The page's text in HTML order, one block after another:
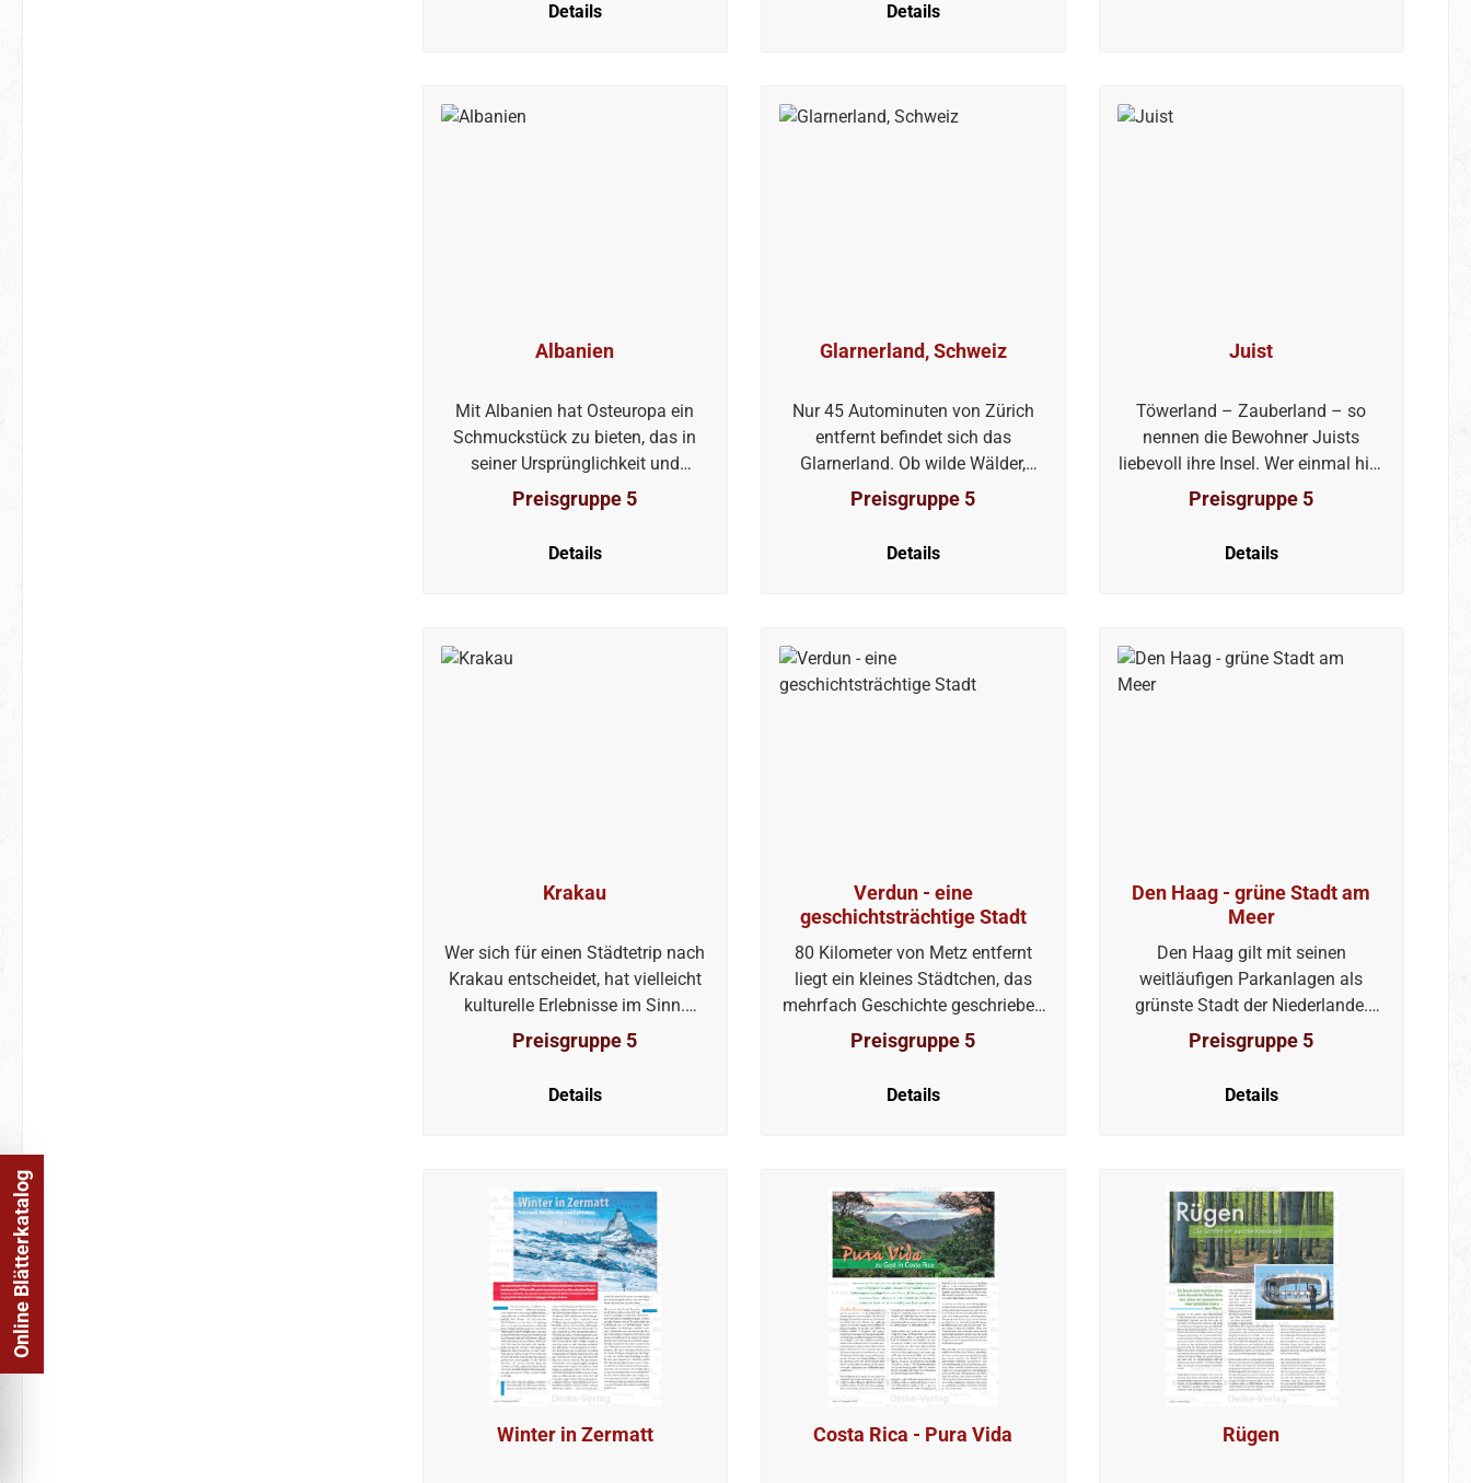
Details Details
Albanien
Mit Albanien hat Osteuropa ein
Schmuckstück zu bieten, das in
seiner Ursprünglichkeit und
Authentizität ein echter
Rohdiamant ist: Hier und dort fehlt
es vielleicht an Feinschliff, aber
jedem Kilometer Landeserkundung
Preisgruppe 5
Details
Glarnerland, Schweiz
Nur 45 Autominuten von Zürich
entfernt befindet sich das
Glarnerland. Ob wilde Wälder,
imposante Berggipfel oder
malerische Bergseen – im
schweizerischen Kanton Glarus ist
Preisgruppe 5
Details
Juist
Töwerland – Zauberland – so
nennen die Bewohner Juists
liebevoll ihre Insel. Wer einmal hier
war, versteht warum. Denn auch
wenn sie sich in die Reihe der
Ostfriesischen Inseln einreiht, so
einzigartige Rolle ein.
Preisgruppe 5
Details
Krakau
Wer sich für einen Städtetrip nach
Krakau entscheidet, hat vielleicht
kulturelle Erlebnisse im Sinn.
Damit ist er in der zweitgrößten
Stadt Polens genau an der
richtigen Adresse. Sie liefert
Preisgruppe 5
Details
Verdun - eine
geschichtsträchtige Stadt
80 Kilometer von Metz entfernt
liegt ein kleines Städtchen, das
mehrfach Geschichte geschrieben
hat: das lothringische Verdun. Hier
wurde im Jahr 843 der „Vertrag
von Verdun“ unterzeichnet, der das
Ostfrankenreich, das heutige
Deutschland.
Preisgruppe 5
Details
Den Haag - grüne Stadt am
Meer
Den Haag gilt mit seinen
weitläufigen Parkanlagen als
grünste Stadt der Niederlande.
Zugleich liegt sie als einzige
Großstadt direkt am Meer, mit
einem kilometerlangen Strand
sowie Welthauptstadt der
Gerichtsbarkeit.
Preisgruppe 5
Details
Winter in Zermatt Costa Rica - Pura Vida Rügen
Online Blätterkatalog